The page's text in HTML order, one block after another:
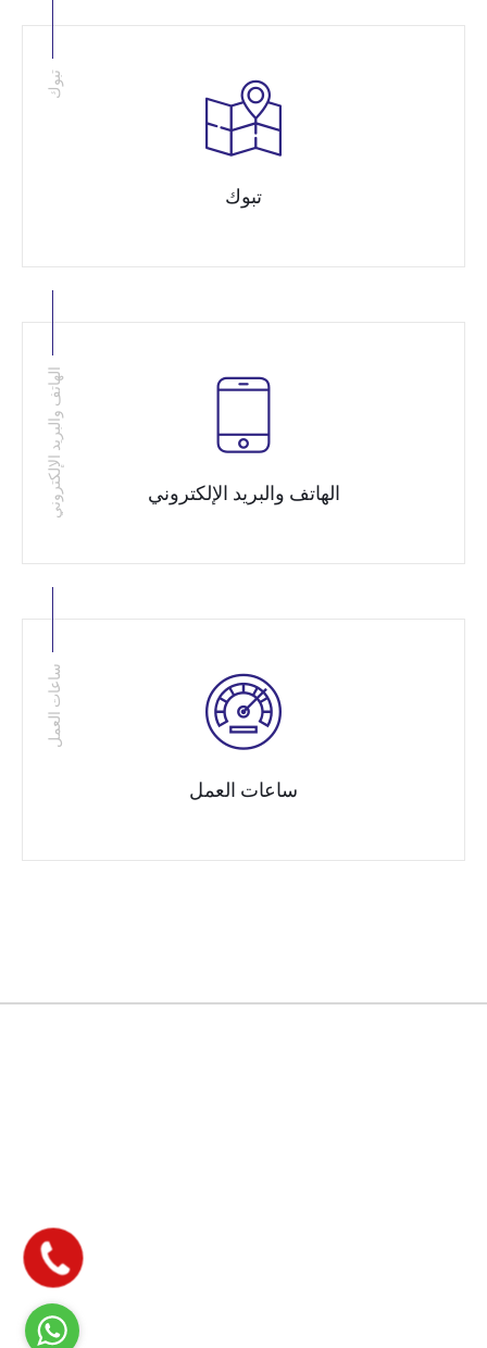
تبوك
تبوك
الهاتف والبريد الإلكتروني الهاتف والبريد الإلكتروني
ساعات العمل
ساعات العمل